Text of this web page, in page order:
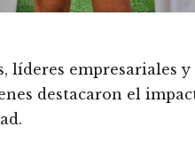
líderes empresariales
destacaron el